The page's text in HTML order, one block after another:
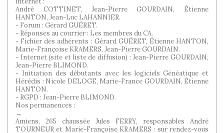
André COTTINET, Jean-Pierre GOURDAIN, Étienne
HANTON, Jean-Luc LAHANNIER.
- Forum : Gérard GUÉRET.
- Réponses au courrier : Les membres du CA.
- Fichier des adhérents : Gérard GUÉRET, Étienne HANTON,
Marie-Françoise KRAMERS, Jean-Pierre GOURDAIN.
- Internet (site et liste de diffusion) : Jean-Pierre GOURDAIN,
Jean-Pierre BLIMOND.
- Initiation des débutants avec les logiciels Généatique et
Hérédis : Nicole DELOGE, Marie-France GOURDAIN, Étienne
HANTON.
- RGPD : Jean-Pierre BLIMOND.
Nos permanences :
→
Amiens, 265 chaussée Jules FERRY, responsables André
TOURNEUR et Marie-Françoise KRAMERS : sur rendez-vous